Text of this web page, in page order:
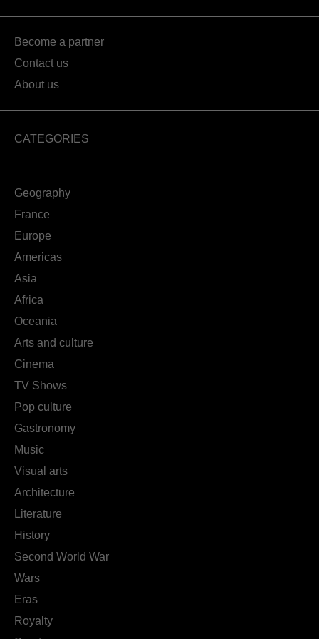
Become a partner
Contact us
About us
CATEGORIES
Geography
France
Europe
Americas
Asia
Africa
Oceania
Arts and culture
Cinema
TV Shows
Pop culture
Gastronomy
Music
Visual arts
Architecture
Literature
History
Second World War
Wars
Eras
Royalty